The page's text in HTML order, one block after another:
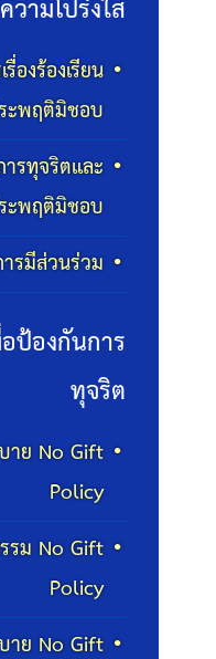
วามโปร่งใส
องร้องเรียน
ะพฤติมิชอบ
ารทุจริตและ
ะพฤติมิชอบ
ารมีส่วนร่วม
ป้องกันการ
ทุจริต
าย No Gift
Policy
รม No Gift
Policy
าย No Gift